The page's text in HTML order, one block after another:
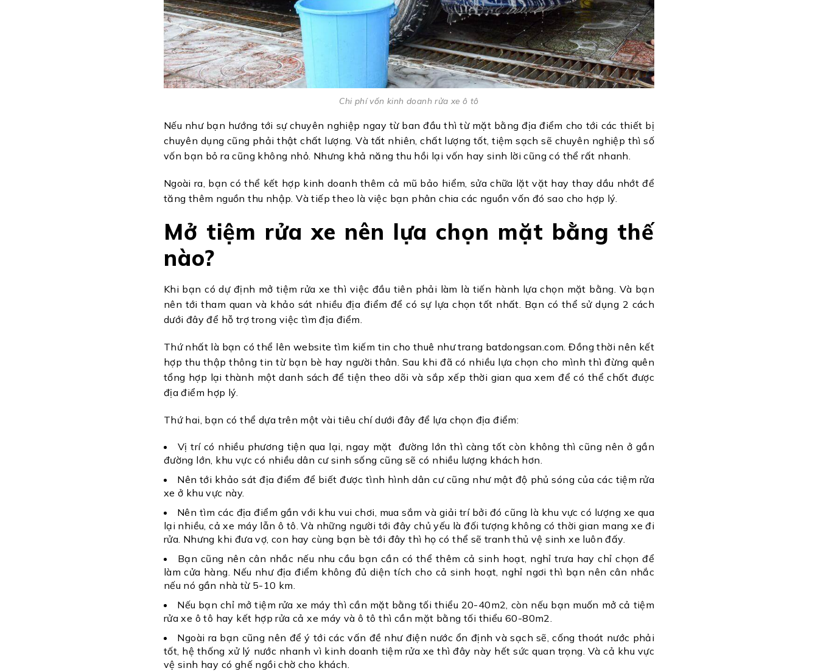
Chi phí vốn kinh doanh rửa xe ô tô
Nếu như bạn hướng tới sự chuyên nghiệp ngay từ ban đầu thì từ mặt bằng địa điểm cho tới các thiết bị
chuyên dụng cũng phải thật chất lượng. Và tất nhiên, chất lượng tốt, tiệm sạch sẽ chuyên nghiệp thì số
vốn bạn bỏ ra cũng không nhỏ. Nhưng khả năng thu hồi lại vốn hay sinh lời cũng có thể rất nhanh.
Ngoài ra, bạn có thể kết hợp kinh doanh thêm cả mũ bảo hiểm, sửa chữa lặt vặt hay thay dầu nhớt để
tăng thêm nguồn thu nhập. Và tiếp theo là việc bạn phân chia các nguồn vốn đó sao cho hợp lý.
Mở tiệm rửa xe nên lựa chọn mặt bằng thế
nào?
Khi bạn có dự định mở tiệm rửa xe thì việc đầu tiên phải làm là tiến hành lựa chọn mặt bằng. Và bạn
nên tới tham quan và khảo sát nhiều địa điểm để có sự lựa chọn tốt nhất. Bạn có thể sử dụng 2 cách
dưới đây để hỗ trợ trong việc tìm địa điểm.
Thứ nhất là bạn có thể lên website tìm kiếm tin cho thuê như trang batdongsan.com. Đồng thời nên kết
hợp thu thập thông tin từ bạn bè hay người thân. Sau khi đã có nhiều lựa chọn cho mình thì đừng quên
tổng hợp lại thành một danh sách để tiện theo dõi và sắp xếp thời gian qua xem để có thể chốt được
địa điểm hợp lý.
Thứ hai, bạn có thể dựa trên một vài tiêu chí dưới đây để lựa chọn địa điểm:
Vị trí có nhiều phương tiện qua lại, ngay mặt đường lớn thì càng tốt còn không thì cũng nên ở gần
đường lớn, khu vực có nhiều dân cư sinh sống cũng sẽ có nhiều lượng khách hơn.
Nên tới khảo sát địa điểm để biết được tình hình dân cư cũng như mật độ phủ sóng của các tiệm rửa
xe ở khu vực này.
Nên tìm các địa điểm gần với khu vui chơi, mua sắm và giải trí bởi đó cũng là khu vực có lượng xe qua
lại nhiều, cả xe máy lẫn ô tô. Và những người tới đây chủ yếu là đối tượng không có thời gian mang xe đi
rửa. Nhưng khi đưa vợ, con hay cùng bạn bè tới đây thì họ có thể sẽ tranh thủ vệ sinh xe luôn đấy.
Bạn cũng nên cân nhắc nếu nhu cầu bạn cần có thể thêm cả sinh hoạt, nghỉ trưa hay chỉ chọn để
làm cửa hàng. Nếu như địa điểm không đủ diện tích cho cả sinh hoạt, nghỉ ngơi thì bạn nên cân nhắc
nếu nó gần nhà từ 5-10 km.
Nếu bạn chỉ mở tiệm rửa xe máy thì cần mặt bằng tối thiểu 20-40m2, còn nếu bạn muốn mở cả tiệm
rửa xe ô tô hay kết hợp rửa cả xe máy và ô tô thì cần mặt bằng tối thiểu 60-80m2.
Ngoài ra bạn cũng nên để ý tới các vấn đề như điện nước ổn định và sạch sẽ, cống thoát nước phải
tốt, hệ thống xử lý nước nhanh vì kinh doanh tiệm rửa xe thì đây này hết sức quan trọng. Và cả khu vực
vệ sinh hay có ghế ngồi chờ cho khách.